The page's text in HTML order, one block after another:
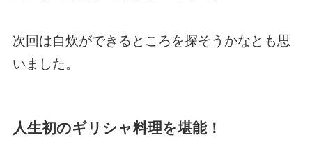
次回は自炊ができるところを探そうかなとも思
いました。
人生初のギリシャ料理を堪能！